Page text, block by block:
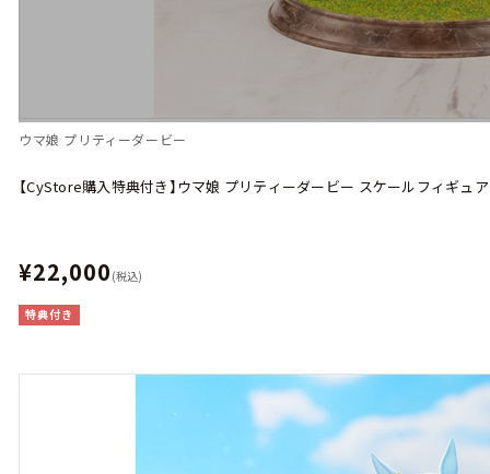
ウマ娘 プリティーダービー
【CyStore購入特典付き】ウマ娘 プリティーダービー スケールフィギュ
¥22,000 (税込)
特典付き